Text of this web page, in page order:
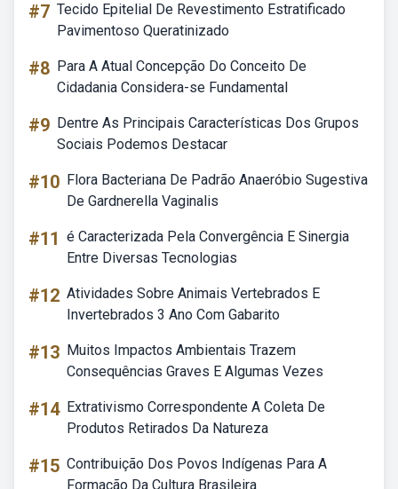
#7 Tecido Epitelial De Revestimento Estratificado
Pavimentoso Queratinizado
#8 Para A Atual Concepção Do Conceito De
Cidadania Considera-se Fundamental
#9 Dentre As Principais Características Dos Grupos
Sociais Podemos Destacar
#10 Flora Bacteriana De Padrão Anaeróbio Sugestiva
De Gardnerella Vaginalis
#11 é Caracterizada Pela Convergência E Sinergia
Entre Diversas Tecnologias
#12 Atividades Sobre Animais Vertebrados E
Invertebrados 3 Ano Com Gabarito
#13 Muitos Impactos Ambientais Trazem
Consequências Graves E Algumas Vezes
#14 Extrativismo Correspondente A Coleta De
Produtos Retirados Da Natureza
#15 Contribuição Dos Povos Indígenas Para A
Formação Da Cultura Brasileira